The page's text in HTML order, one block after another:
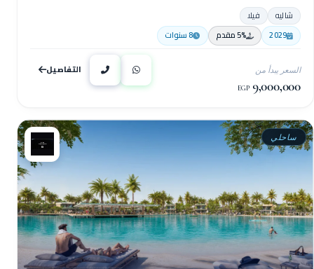
شاليه
فيلا
2029
5% مقدم 8 سنوات
السعر يبدأ من
9,000,000
EGP
التفاصيل
ساحلي